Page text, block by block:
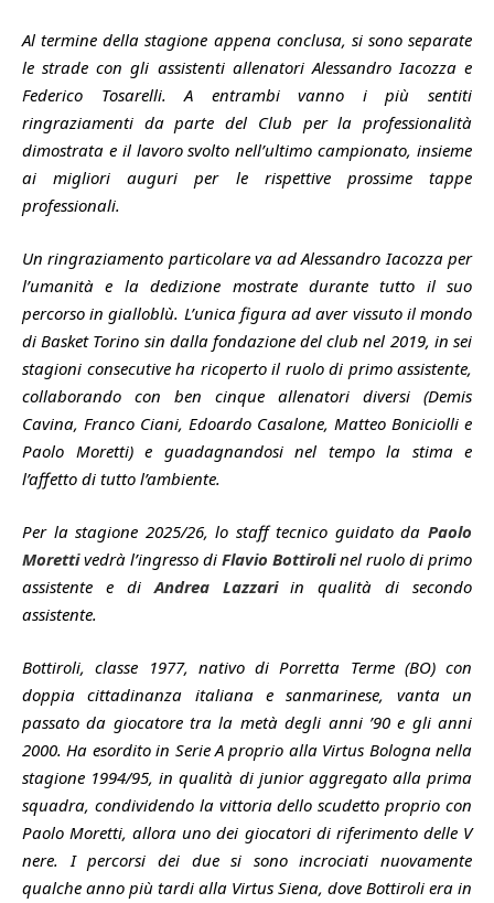
Al termine della stagione appena conclusa, si sono separate
le strade con gli assistenti allenatori Alessandro Iacozza e
Federico Tosarelli. A entrambi vanno i più sentiti
ringraziamenti da parte del Club per la professionalità
dimostrata e il lavoro svolto nell’ultimo campionato, insieme
ai migliori auguri per le rispettive prossime tappe
professionali.
Un ringraziamento particolare va ad Alessandro Iacozza per
l’umanità e la dedizione mostrate durante tutto il suo
percorso in gialloblù. L’unica figura ad aver vissuto il mondo
di Basket Torino sin dalla fondazione del club nel 2019, in sei
stagioni consecutive ha ricoperto il ruolo di primo assistente,
collaborando con ben cinque allenatori diversi (Demis
Cavina, Franco Ciani, Edoardo Casalone, Matteo Boniciolli e
Paolo Moretti) e guadagnandosi nel tempo la stima e
l’affetto di tutto l’ambiente.
Per la stagione 2025/26, lo staff tecnico guidato da Paolo
Morettivedrà l’ingresso di Flavio Bottirolinel ruolo di primo
assistente e diAndrea Lazzariin qualità di secondo
assistente.
Bottiroli, classe 1977, nativo di Porretta Terme (BO) con
doppia cittadinanza italiana e sanmarinese, vanta un
passato da giocatore tra la metà degli anni ’90 e gli anni
2000. Ha esordito in Serie A proprio alla Virtus Bologna nella
stagione 1994/95, in qualità di junior aggregato alla prima
squadra, condividendo la vittoria dello scudetto proprio con
Paolo Moretti, allora uno dei giocatori di riferimento delle V
nere. I percorsi dei due si sono incrociati nuovamente
qualche anno più tardi alla Virtus Siena, dove Bottiroli era in